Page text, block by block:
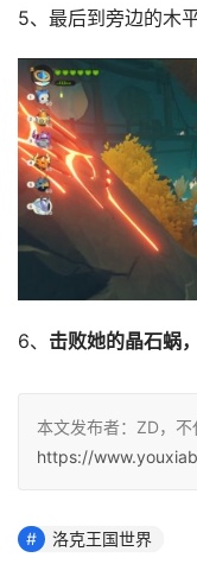
5、最后到旁边的木
6、 击败她的晶石蜗
本文发布者：ZD，不
https://
洛克王国世界